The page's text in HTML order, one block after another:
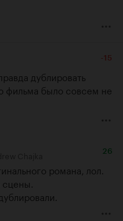
-15
дублировать
фильма было совсем не
26
романа, лол.